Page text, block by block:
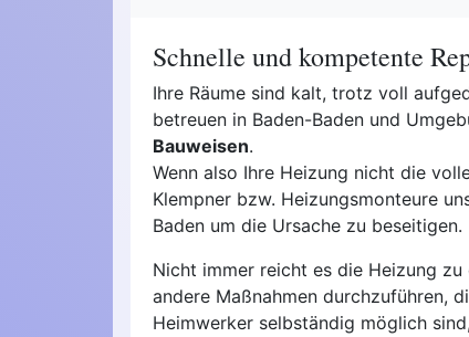
Schnelle und kompetente
Ihre Räume sind kalt, trotz voll
betreuen in Baden-Baden und
Bauweisen.
Wenn also Ihre Heizung nicht die
Klempner bzw. Heizungsmonteure
Baden um die Ursache zu beseitigen.
Nicht immer reicht es die Heizung
andere Maßnahmen durchzuführen,
Heimwerker selbständig möglich